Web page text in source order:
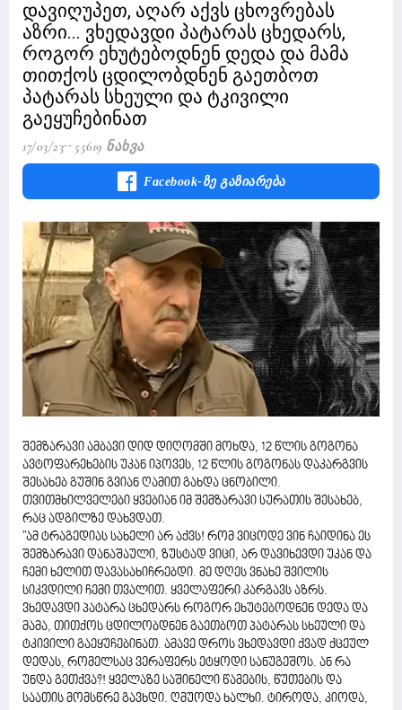
დავიღუპეთ, აღარ აქვს ცხოვრებას
აზრი... ვხედავდი პატარას ცხედარს,
როგორ ეხუტებოდნენ დედა და მამა
თითქოს ცდილობდნენ გაეთბოთ
პატარას სხეული და ტკივილი
გაეყუჩებინათ
17/03/23 55619 Ნახვა
Facebook-Ზე Გაზიარება
შემზარავი ამბავი დიდ დიღომში მოხდა, 12 წლის გოგონა
ავტოფარეხების უკან იპოვეს, 12 წლის გოგონას დაკარგვის
შესახებ გუშინ გვიან ღამით გახდა ცნობილი.
თვითმხილველები ყვებიან იმ შემზარავი სურათის შესახებ,
რაც ადგილზე დახვდათ.
"ამ ტრაგედიას სახელი არ აქვს! რომ ვიცოდე ვინ ჩაიდინა ეს
შემზარავი დანაშაული, ზუსტად ვიცი, არ დავიხევდი უკან და
ჩემი ხელით დავასახიჩრებდი. მე დღეს ვნახე შვილის
სიკვდილი ჩემი თვალით. ყველაფერი კარგავს აზრს.
ვხედავდი პატარა ცხედარს როგორ ეხუტებოდნენ დედა და
მამა, თითქოს ცდილობდნენ გაეთბოთ პატარას სხეული და
ტკივილი გაეყუჩებინათ. ამავე დროს ვხედავდი ქვად ქცეულ
დედას, რომელსაც ვერაფერს ეტყოდი სანუგეშოს. ან რა
უნდა გეთქვა?! ყველაზე საშინელი წამების, წუთების და
საათის მომსწრე გავხდი. ღმუოდა ხალხი. ტიროდა, კიოდა,